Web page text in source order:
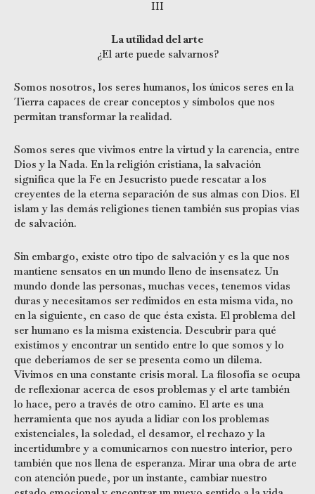
III
La utilidad del arte
¿El arte puede salvarnos?
Somos nosotros, los seres humanos, los únicos seres en la
Tierra capaces de crear conceptos y símbolos que nos
permitan transformar la realidad.
Somos seres que vivimos entre la virtud y la carencia, entre
Dios y la Nada. En la religión cristiana, la salvación
significa que la Fe en Jesucristo puede rescatar a los
creyentes de la eterna separación de sus almas con Dios. El
islam y las demás religiones tienen también sus propias vías
de salvación.
Sin embargo, existe otro tipo de salvación y es la que nos
mantiene sensatos en un mundo lleno de insensatez. Un
mundo donde las personas, muchas veces, tenemos vidas
duras y necesitamos ser redimidos en esta misma vida, no
en la siguiente, en caso de que ésta exista. El problema del
ser humano es la misma existencia. Descubrir para qué
existimos y encontrar un sentido entre lo que somos y lo
que deberíamos de ser se presenta como un dilema.
Vivimos en una constante crisis moral. La filosofía se ocupa
de reflexionar acerca de esos problemas y el arte también
lo hace, pero a través de otro camino. El arte es una
herramienta que nos ayuda a lidiar con los problemas
existenciales, la soledad, el desamor, el rechazo y la
incertidumbre y a comunicarnos con nuestro interior, pero
también que nos llena de esperanza. Mirar una obra de arte
con atención puede, por un instante, cambiar nuestro